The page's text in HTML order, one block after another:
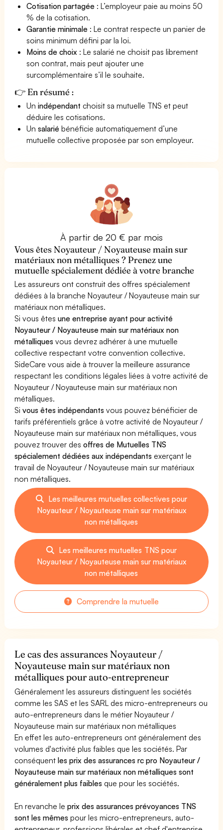
Cotisation partagée : L’employeur paie au moins 50
% de la cotisation.
Garantie minimale : Le contrat respecte un panier de
soins minimum défini par la loi.
Moins de choix : Le salarié ne choisit pas librement
son contrat, mais peut ajouter une
surcomplémentaire s’il le souhaite.
👉 En résumé :
Unindépendant choisit sa mutuelle TNS et peut
déduire les cotisations.
Unsalarié bénéficie automatiquement d’une
mutuelle collective proposée par son employeur.
À partir de 20 € par mois
Vous êtes Noyauteur / Noyauteuse main sur
matériaux non métalliques ? Prenez une
mutuelle spécialement dédiée à votre branche
Les assureurs ont construit des offres spécialement
dédiées à la branche Noyauteur / Noyauteuse main sur
matériaux non métalliques.
Si vous êtesune entreprise ayant pour activité
Noyauteur / Noyauteuse main sur matériaux non
métalliques vous devrez adhérer à une mutuelle
collective respectant votre convention collective.
SideCare vous aide à trouver la meilleure assurance
respectant les conditions légales liées à votre activité de
Noyauteur / Noyauteuse main sur matériaux non
métalliques.
Sivous êtes indépendants vous pouvez bénéficier de
tarifs préférentiels grâce à votre activité de Noyauteur /
Noyauteuse main sur matériaux non métalliques, vous
pouvez trouver desoffres de Mutuelles TNS
spécialement dédiées aux indépendants exerçant le
travail de Noyauteur / Noyauteuse main sur matériaux
non métalliques.
Les meilleures mutuelles collectives pour
Noyauteur / Noyauteuse main sur matériaux
non métalliques
Les meilleures mutuelles TNS pour
Noyauteur / Noyauteuse main sur matériaux
non métalliques
Comprendre la mutuelle
Le cas des assurances Noyauteur /
Noyauteuse main sur matériaux non
métalliques pour auto-entrepreneur
Généralement les assureurs distinguent les sociétés
comme les SAS et les SARL des micro-entrepreneurs ou
auto-entrepreneurs dans le métier Noyauteur /
Noyauteuse main sur matériaux non métalliques
En effet les auto-entrepreneurs ont généralement des
volumes d'activité plus faibles que les sociétés. Par
conséquentles prix des assurances rc pro Noyauteur /
Noyauteuse main sur matériaux non métalliques sont
généralement plus faibles que pour les sociétés.
En revanche leprix des assurances prévoyances TNS
sont les mêmes pour les micro-entrepreneurs, auto-